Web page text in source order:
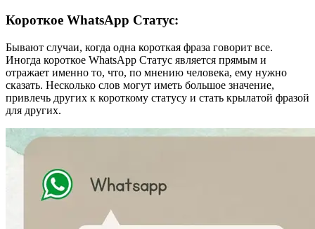
Короткое WhatsApp Статус:
Бывают случаи, когда одна короткая фраза говорит все.
Иногда короткое WhatsApp Статус является прямым и
отражает именно то, что, по мнению человека, ему нужно
сказать. Несколько слов могут иметь большое значение,
привлечь других к короткому статусу и стать крылатой фразой
для других.